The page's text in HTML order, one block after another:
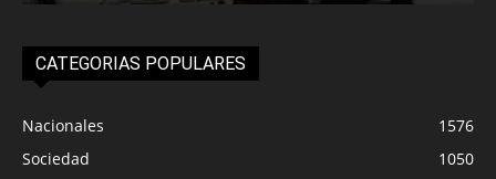
CATEGORIAS POPULARES
Nacionales
1576
Sociedad
1050